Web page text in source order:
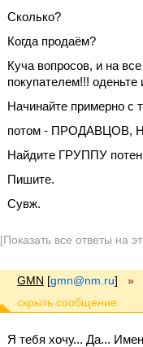
Сколько?
Когда продаём?
Куча вопросов, и на
покупателем!!!
Начинайте примерно с
потом - ПРОДАВЦОВ,
Найдите ГРУППУ
Пишите.
Сувж.
[Показать все ответы на
GMN [gmn@nm.ru] »
Я тебя хочу... Да...